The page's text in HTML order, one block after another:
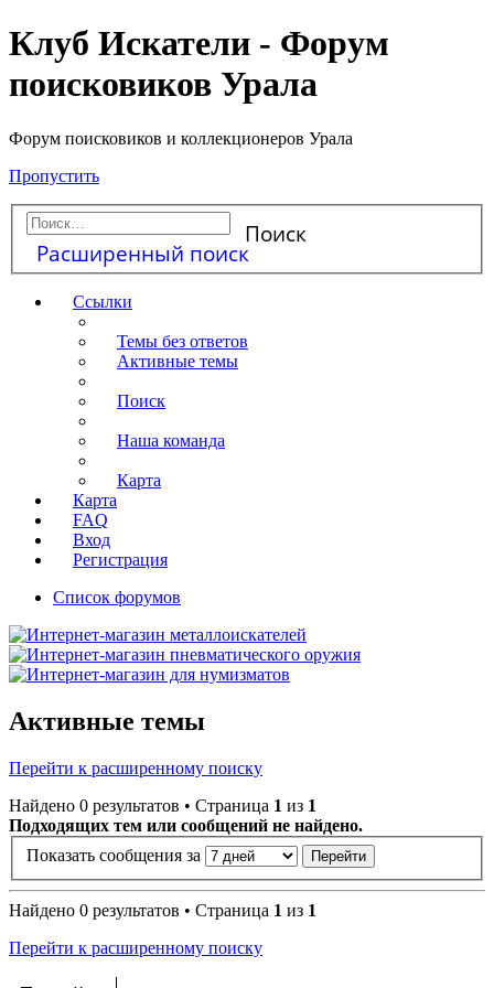
Клуб Искатели - Форум
поисковиков Урала
Форум поисковиков и коллекционеров Урала
Пропустить
Поиск
Расширенный поиск
Ссылки
Темы без ответов
Активные темы
Поиск
Наша команда
Карта
Карта
FAQ
Вход
Регистрация
Список форумов
Активные темы
Перейти к расширенному поиску
Найдено 0 результатов • Страница 1 из 1
Подходящих тем или сообщений не найдено.
Показать сообщения за
Найдено 0 результатов • Страница 1 из 1
Перейти к расширенному поиску